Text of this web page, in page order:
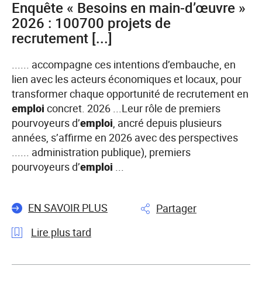
en
main-
d’œuvre
2026
»
:
les
entreprises
de
la
région
Alpes
prévoient
plus
255
Enquête « Besoins en main-d’œuvre »
2026 : 100700 projets de
recrutement [...]
...... accompagne ces intentions d’embauche, en
lien avec les acteurs économiques et locaux, pour
transformer chaque opportunité de recrutement en
emploi concret. 2026 ...Leur rôle de premiers
pourvoyeurs d’emploi, ancré depuis plusieurs
années, s’affirme en 2026 avec des perspectives
...... administration publique), premiers
pourvoyeurs d’emploi ...
EN SAVOIR PLUS
Partager
Lire plus tard
l'article